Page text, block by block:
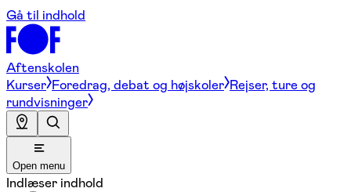
Gå til indhold
Aftenskolen
Kurser Foredrag, debat og højskoler Rejser, ture og
rundvisninger
Open menu
Indlæser indhold